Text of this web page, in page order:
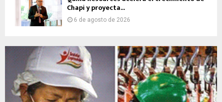
Chapi y proyecta...
6 de agosto de 2026